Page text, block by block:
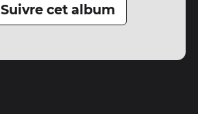
Suivre cet album